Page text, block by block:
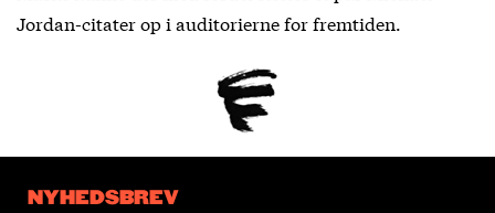
Jordan-citater op i auditorierne for fremtiden.
NYHEDSBREV